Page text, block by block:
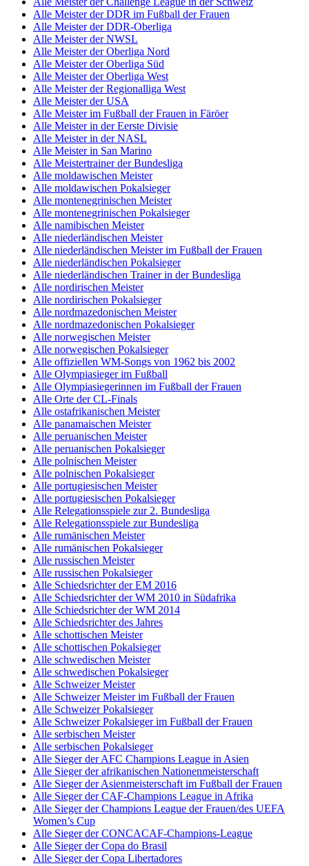
Alle Meister der DDR im Fußball der Frauen
Alle Meister der DDR-Oberliga
Alle Meister der NWSL
Alle Meister der Oberliga Nord
Alle Meister der Oberliga Süd
Alle Meister der Oberliga West
Alle Meister der Regionalliga West
Alle Meister der USA
Alle Meister im Fußball der Frauen in Färöer
Alle Meister in der Eerste Divisie
Alle Meister in der NASL
Alle Meister in San Marino
Alle Meistertrainer der Bundesliga
Alle moldawischen Meister
Alle moldawischen Pokalsieger
Alle montenegrinischen Meister
Alle montenegrinischen Pokalsieger
Alle namibischen Meister
Alle niederländischen Meister
Alle niederländischen Meister im Fußball der Frauen
Alle niederländischen Pokalsieger
Alle niederländischen Trainer in der Bundesliga
Alle nordirischen Meister
Alle nordirischen Pokalsieger
Alle nordmazedonischen Meister
Alle nordmazedonischen Pokalsieger
Alle norwegischen Meister
Alle norwegischen Pokalsieger
Alle offiziellen WM-Songs von 1962 bis 2002
Alle Olympiasieger im Fußball
Alle Olympiasiegerinnen im Fußball der Frauen
Alle Orte der CL-Finals
Alle ostafrikanischen Meister
Alle panamaischen Meister
Alle peruanischen Meister
Alle peruanischen Pokalsieger
Alle polnischen Meister
Alle polnischen Pokalsieger
Alle portugiesischen Meister
Alle portugiesischen Pokalsieger
Alle Relegationsspiele zur 2. Bundesliga
Alle Relegationsspiele zur Bundesliga
Alle rumänischen Meister
Alle rumänischen Pokalsieger
Alle russischen Meister
Alle russischen Pokalsieger
Alle Schiedsrichter der EM 2016
Alle Schiedsrichter der WM 2010 in Südafrika
Alle Schiedsrichter der WM 2014
Alle Schiedsrichter des Jahres
Alle schottischen Meister
Alle schottischen Pokalsieger
Alle schwedischen Meister
Alle schwedischen Pokalsieger
Alle Schweizer Meister
Alle Schweizer Meister im Fußball der Frauen
Alle Schweizer Pokalsieger
Alle Schweizer Pokalsieger im Fußball der Frauen
Alle serbischen Meister
Alle serbischen Pokalsieger
Alle Sieger der AFC Champions League in Asien
Alle Sieger der afrikanischen Nationenmeisterschaft
Alle Sieger der Asienmeisterschaft im Fußball der Frauen
Alle Sieger der CAF-Champions League in Afrika
Alle Sieger der Champions League der Frauen/des UEFA
Women’s Cup
Alle Sieger der CONCACAF-Champions-League
Alle Sieger der Copa do Brasil
Alle Sieger der Copa Libertadores